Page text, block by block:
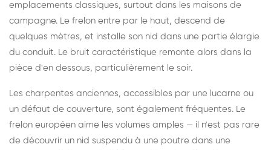
emplacements classiques, surtout dans les maisons de
campagne. Le frelon entre par le haut, descend de
quelques mètres, et installe son nid dans une partie élargie
du conduit. Le bruit caractéristique remonte alors dans la
pièce d'en dessous, particulièrement le soir.
Les charpentes anciennes, accessibles par une lucarne ou
un défaut de couverture, sont également fréquentes. Le
frelon européen aime les volumes amples — il n'est pas rare
de découvrir un nid suspendu à une poutre dans une